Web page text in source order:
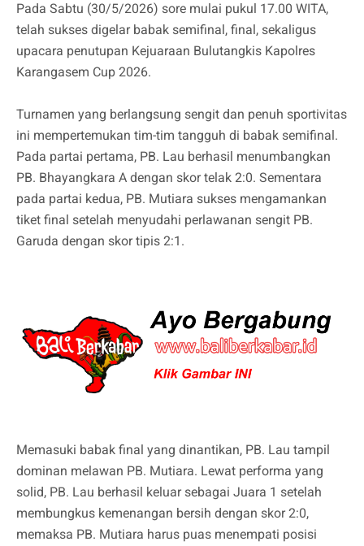
Pada Sabtu (30/5/2026) sore mulai pukul 17.00 WITA,
telah sukses digelar babak semifinal, final, sekaligus
upacara penutupan Kejuaraan Bulutangkis Kapolres
Karangasem Cup 2026.
Turnamen yang berlangsung sengit dan penuh sportivitas
ini mempertemukan tim-tim tangguh di babak semifinal.
Pada partai pertama, PB. Lau berhasil menumbangkan
PB. Bhayangkara A dengan skor telak 2:0. Sementara
pada partai kedua, PB. Mutiara sukses mengamankan
tiket final setelah menyudahi perlawanan sengit PB.
Garuda dengan skor tipis 2:1.
Memasuki babak final yang dinantikan, PB. Lau tampil
dominan melawan PB. Mutiara. Lewat performa yang
solid, PB. Lau berhasil keluar sebagai Juara 1 setelah
membungkus kemenangan bersih dengan skor 2:0,
memaksa PB. Mutiara harus puas menempati posisi